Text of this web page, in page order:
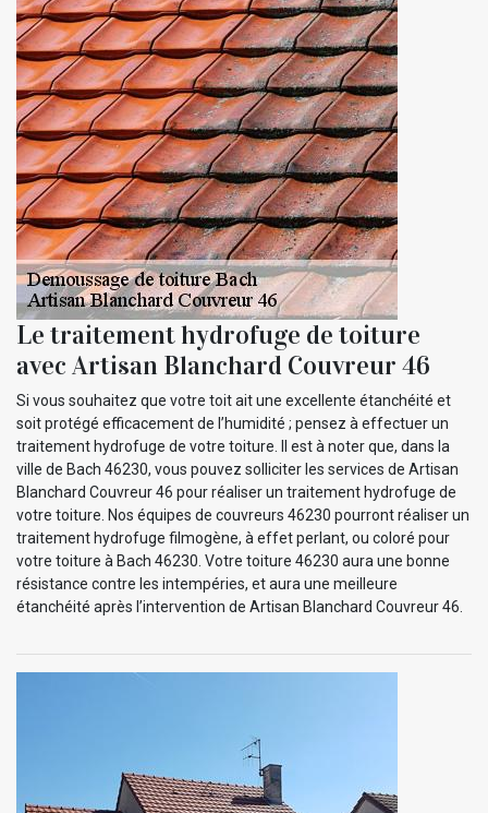
Le traitement hydrofuge de toiture
avec Artisan Blanchard Couvreur 46
Si vous souhaitez que votre toit ait une excellente étanchéité et
soit protégé efficacement de l’humidité ; pensez à effectuer un
traitement hydrofuge de votre toiture. Il est à noter que, dans la
ville de Bach 46230, vous pouvez solliciter les services de Artisan
Blanchard Couvreur 46 pour réaliser un traitement hydrofuge de
votre toiture. Nos équipes de couvreurs 46230 pourront réaliser un
traitement hydrofuge filmogène, à effet perlant, ou coloré pour
votre toiture à Bach 46230. Votre toiture 46230 aura une bonne
résistance contre les intempéries, et aura une meilleure
étanchéité après l’intervention de Artisan Blanchard Couvreur 46.